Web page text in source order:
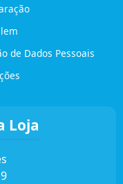
de Dados Pessoais
Loja